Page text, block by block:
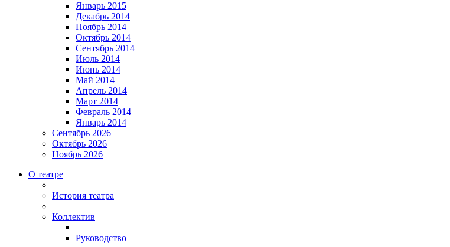
Январь 2015
Декабрь 2014
Ноябрь 2014
Октябрь 2014
Сентябрь 2014
Июль 2014
Июнь 2014
Май 2014
Апрель 2014
Март 2014
Февраль 2014
Январь 2014
Сентябрь 2026
Октябрь 2026
Ноябрь 2026
О театре
История театра
Коллектив
Руководство